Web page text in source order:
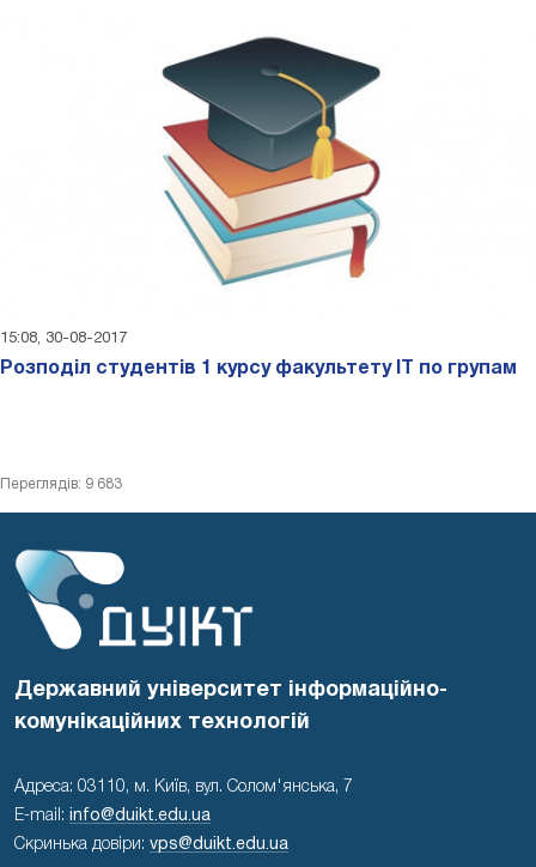
15:08, 30-08-2017
Розподіл студентів 1 курсу факультету ІТ по групам
Переглядів: 9 683
Державний університет інформаційно-
комунікаційних технологій
Адреса: 03110, м. Київ, вул. Солом'янська, 7
E-mail:
info@duikt.edu.ua
Скринька довіри: vps@duikt.edu.ua